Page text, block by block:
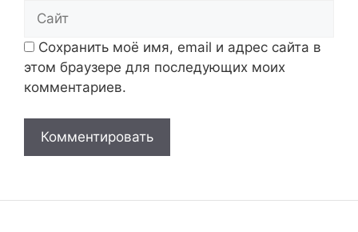
Сайт
Сохранить моё имя, email и адрес сайта в
этом браузере для последующих моих
комментариев.